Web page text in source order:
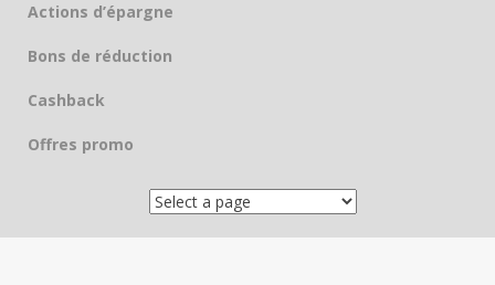
Skip to content
Actions d’épargne
Bons de réduction
Cashback
Offres promo